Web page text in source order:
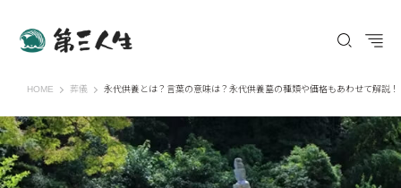
HOME 第三人生 〜寄り道の歩き方〜
葬儀 永代供養とは？言葉の意味は？永代供養墓の種類や価格もあわせて解説！